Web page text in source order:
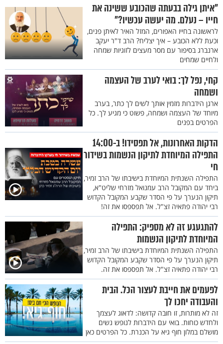
"איתן גילה בבעתה שהכובע ששינה את
חייו – נעלם. מה יעשה עכשיו?"
לראשונה בחייו האפורים, המזל האיר לאיתן פנים,
וכעת ללא הכובע – איך יצליח? הרב ד"ר יעקב
ארנברג בסיפור עם מסר מעצים לזוגיות שמחה
ולחיים שמחים
קחי, נפל לך: בואי לערב של העצמה
ושמחה
ארגן הידברות מזמין אותך לשים לך כתר, בערב
מיוחד של העצמה ושמחה, פשוט כי מגיע לך. כל
הפרטים בפנים
הדקות האחרונות, אל תפסידו! ב-14:00
התפילה המיוחדת לתיקון הנשמות בשידור
חי
התפילה השנתית המיוחדת בישיבתו של הרב זמיר,
ביחד עם המקובל הרב עמנואל מזרחי שליט"א,
תיקון הנערך על פי הסדר שקבע המקובל הקדוש
רבי יהודה פתאיה זצ"ל. אל תפספסו את זה!
להתגעגע זה לא מספיק: התפילה
המיוחדת לתיקון הנשמות
התפילה השנתית המיוחדת בישיבתו של הרב זמיר,
תיקון הנערך על פי הסדר שקבע המקובל הקדוש
רבי יהודה פתאיה זצ"ל. אל תפספסו את זה.
לפעמים את חייבת לעצור הכל. הבית
והעבודה יחכו לך
זה לא מותרות, זו חובה קדושה: לדאוג לעצמך
ולחדש כוחות. בואי עם הידברות לנופש נשים
מושלם במלון חוף גיא על הכנרת. כל הפרטים כאן